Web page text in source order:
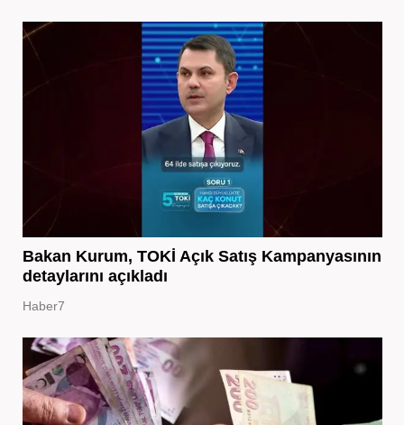
Bakan Kurum, TOKİ Açık Satış Kampanyasının
detaylarını açıkladı
Haber7